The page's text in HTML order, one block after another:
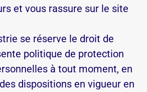
et vous rassure sur le site
se réserve le droit de
politique de protection
à tout moment, en
dispositions en vigueur en